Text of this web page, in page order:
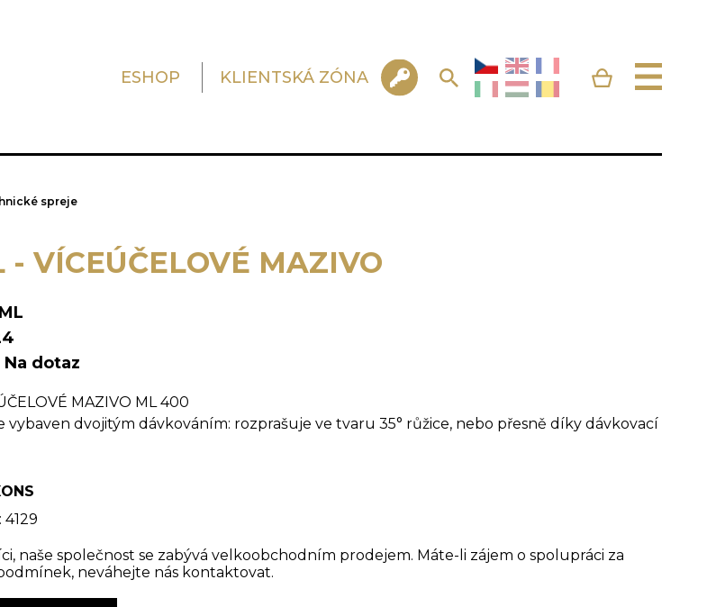
ESHOP KLIENTSKÁ ZÓNA
spreje
- VÍCEÚČELOVÉ MAZIVO
dotaz
MAZIVO ML 400
vybaven dvojitým dávkováním: rozprašuje ve tvaru 35° růžice, nebo přesně díky dávkovací
Tělo a velké dávkovací tlačítko jsou vyrobeny z jediného propylenového komponentu,
pojistka, která zabraňuje náhodnému stříkání. Promazává, odblokovává, chrání, odstraňuje
naše společnost se zabývá velkoobchodním prodejem. Máte-li zájem o spolupráci za
neváhejte nás kontaktovat.